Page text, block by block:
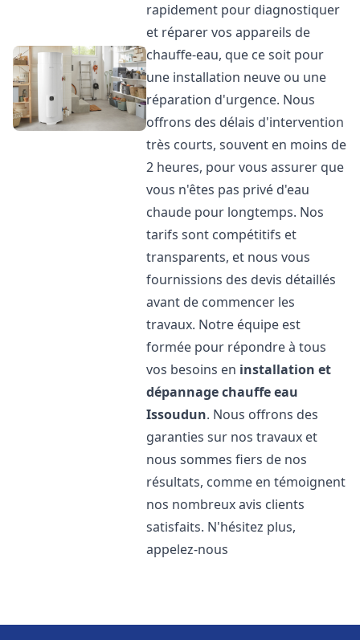
rapidement pour diagnostiquer
et réparer vos appareils de
chauffe-eau, que ce soit pour
une installation neuve ou une
réparation d'urgence. Nous
offrons des délais d'intervention
très courts, souvent en moins de
2 heures, pour vous assurer que
vous n'êtes pas privé d'eau
chaude pour longtemps. Nos
tarifs sont compétitifs et
transparents, et nous vous
fournissions des devis détaillés
avant de commencer les
travaux. Notre équipe est
formée pour répondre à tous
vos besoins en installation et
dépannage chauffe eau
Issoudun. Nous offrons des
garanties sur nos travaux et
nous sommes fiers de nos
résultats, comme en témoignent
nos nombreux avis clients
satisfaits. N'hésitez plus,
appelez-nous